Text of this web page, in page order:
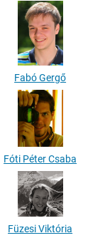
Fabó Gergő
Fóti Péter Csaba
Füzesi Viktória